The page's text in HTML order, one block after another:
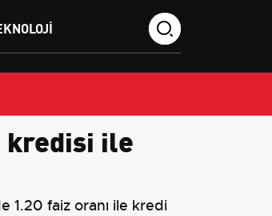
kredisi ile
1.20 faiz oranı ile kredi